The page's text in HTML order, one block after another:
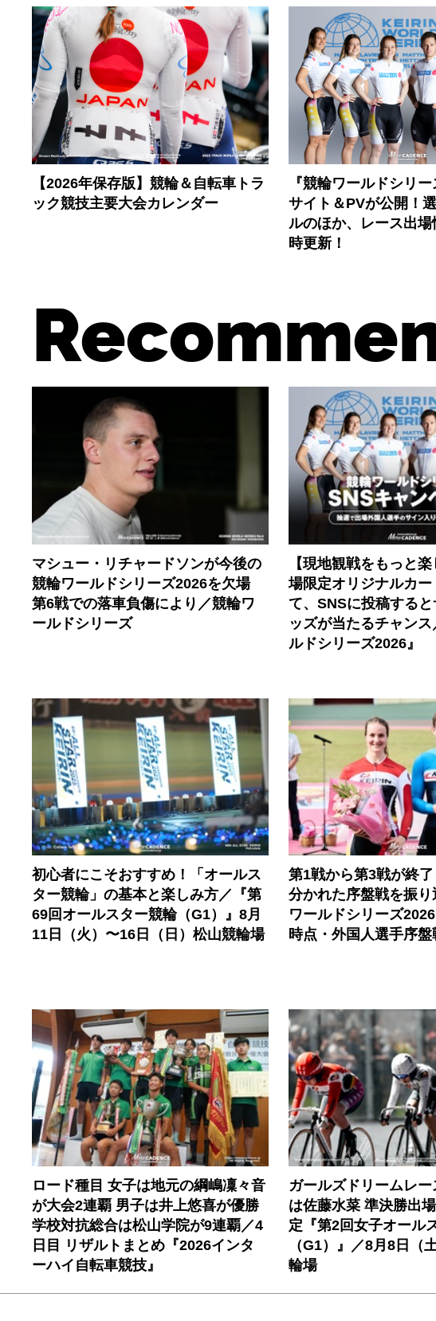
【2026年保存版】競輪＆自転車トラ
ック競技主要大会カレンダー
『競輪ワールドシリ
サイト＆PVが公開！
ルのほか、レース出
時更新！
マシュー・リチャードソンが今後の
競輪ワールドシリーズ2026を欠場
第6戦での落車負傷により／競輪ワ
ールドシリーズ
【現地観戦をもっと
場限定オリジナルカ
て、SNSに投稿する
ッズが当たるチャン
ルドシリーズ2026』
初心者にこそおすすめ！「オールス
ター競輪」の基本と楽しみ方／『第
69回オールスター競輪（G1）』8月
11日（火）〜16日（日）松山競輪場
第1戦から第3戦が終
分かれた序盤戦を振
ワールドシリーズ
時点・外国人選手序
ロード種目 女子は地元の綱嶋凜々音
が大会2連覇 男子は井上悠喜が優勝
学校対抗総合は松山学院が9連覇／4
日目 リザルトまとめ『2026インタ
ーハイ自転車競技』
ガールズドリームレ
は佐藤水菜 準決勝出
定『第2回女子オール
（G1）』／8月8日（
輪場